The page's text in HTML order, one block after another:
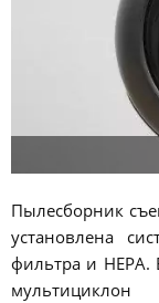
Пылесборник
установлена
фильтра и